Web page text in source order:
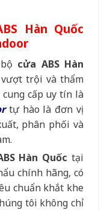
Hàn Quốc
cửa ABS Hàn
trội và thẩm
cung cấp uy tín là
tự hào là đơn vị
phân phối và
Hàn Quốc tại
chính hãng, có
chuẩn khắt khe
tôi không chỉ